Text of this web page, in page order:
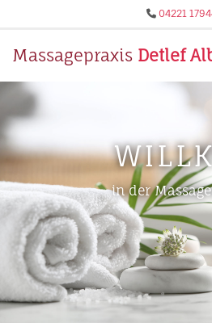
 04221
Massagepraxis Detlef
in der